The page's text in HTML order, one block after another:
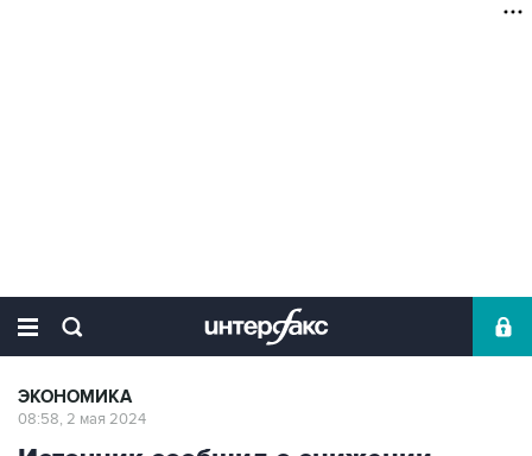
ЭКОНОМИКА
08:58, 2 мая 2024